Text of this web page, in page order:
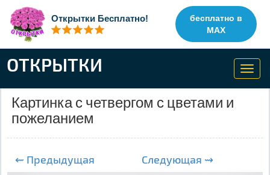
Открытки Бесплатно!
бесплатно в
MAX
ОТКРЫТКИ
Картинка с четвергом с цветами и
пожеланием
⇜ Предыдущая Следующая ⇝